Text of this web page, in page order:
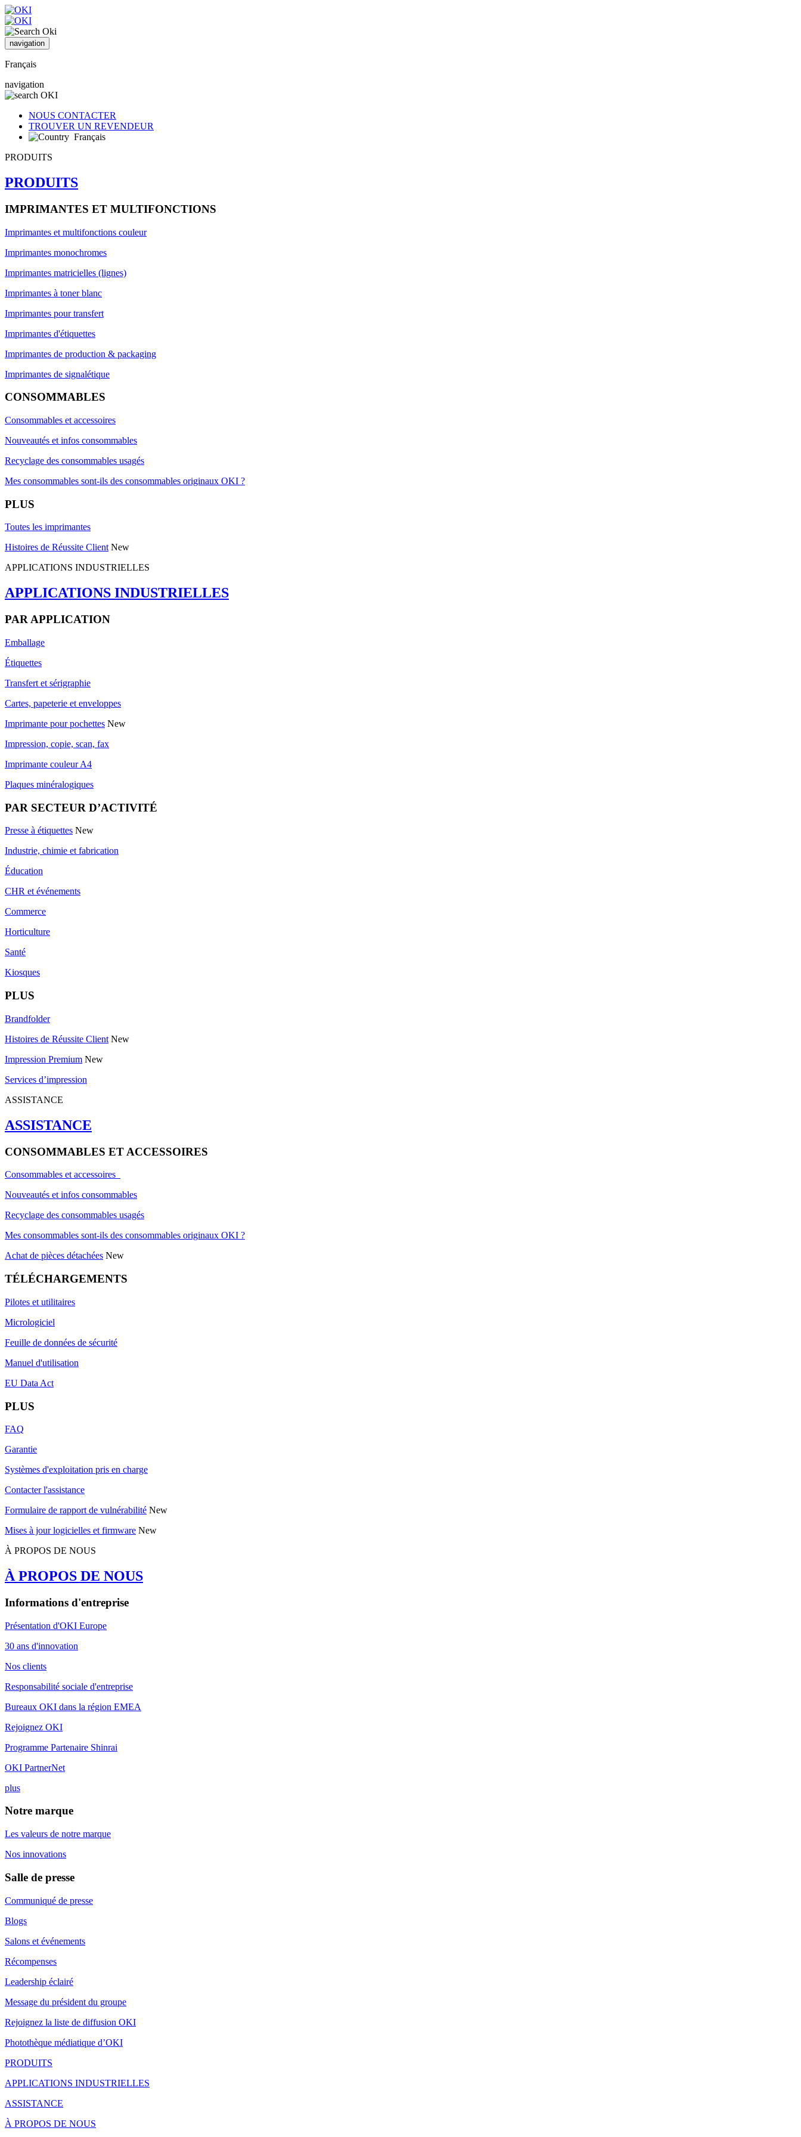
navigation
Français
navigation
NOUS CONTACTER
TROUVER UN REVENDEUR
Français
PRODUITS
PRODUITS
IMPRIMANTES ET MULTIFONCTIONS
Imprimantes et multifonctions couleur
Imprimantes monochromes
Imprimantes matricielles (lignes)
Imprimantes à toner blanc
Imprimantes pour transfert
Imprimantes d'étiquettes
Imprimantes de production & packaging
Imprimantes de signalétique
CONSOMMABLES
Consommables et accessoires
Nouveautés et infos consommables
Recyclage des consommables usagés
Mes consommables sont-ils des consommables originaux OKI ?
PLUS
Toutes les imprimantes
Histoires de Réussite Client New
APPLICATIONS INDUSTRIELLES
APPLICATIONS INDUSTRIELLES
PAR APPLICATION
Emballage
Étiquettes
Transfert et sérigraphie
Cartes, papeterie et enveloppes
Imprimante pour pochettes New
Impression, copie, scan, fax
Imprimante couleur A4
Plaques minéralogiques
PAR SECTEUR D’ACTIVITÉ
Presse à étiquettes New
Industrie, chimie et fabrication
Éducation
CHR et événements
Commerce
Horticulture
Santé
Kiosques
PLUS
Brandfolder
Histoires de Réussite Client New
Impression Premium New
Services d’impression
ASSISTANCE
ASSISTANCE
CONSOMMABLES ET ACCESSOIRES
Consommables et accessoires
Nouveautés et infos consommables
Recyclage des consommables usagés
Mes consommables sont-ils des consommables originaux OKI ?
Achat de pièces détachées New
TÉLÉCHARGEMENTS
Pilotes et utilitaires
Micrologiciel
Feuille de données de sécurité
Manuel d'utilisation
EU Data Act
PLUS
FAQ
Garantie
Systèmes d'exploitation pris en charge
Contacter l'assistance
Formulaire de rapport de vulnérabilité New
Mises à jour logicielles et firmware New
À PROPOS DE NOUS
À PROPOS DE NOUS
Informations d'entreprise
Présentation d'OKI Europe
30 ans d'innovation
Nos clients
Responsabilité sociale d'entreprise
Bureaux OKI dans la région EMEA
Rejoignez OKI
Programme Partenaire Shinrai
OKI PartnerNet
plus
Notre marque
Les valeurs de notre marque
Nos innovations
Salle de presse
Communiqué de presse
Blogs
Salons et événements
Récompenses
Leadership éclairé
Message du président du groupe
Rejoignez la liste de diffusion OKI
Photothèque médiatique d’OKI
PRODUITS
APPLICATIONS INDUSTRIELLES
ASSISTANCE
À PROPOS DE NOUS